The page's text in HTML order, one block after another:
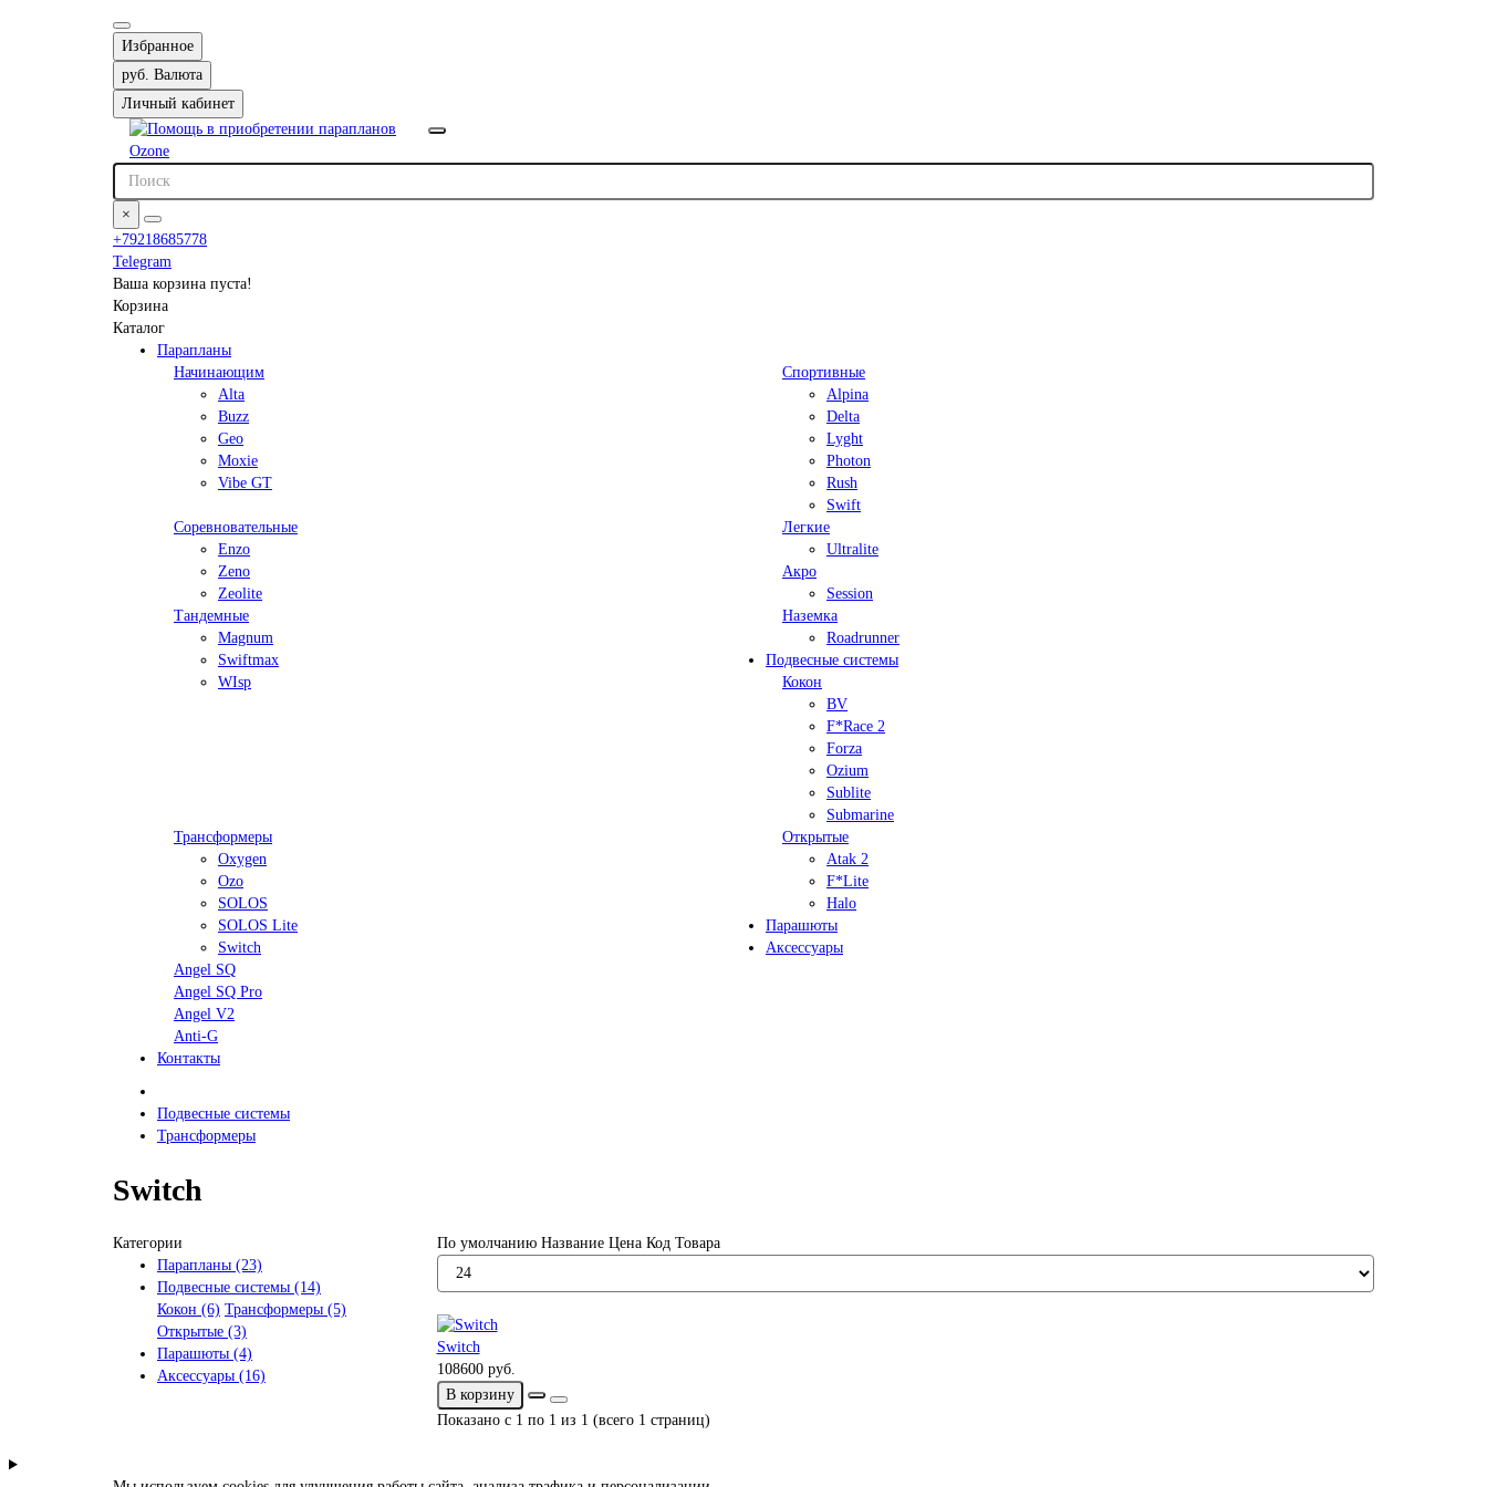
Избранное
руб. Валюта
Личный кабинет
×
+79218685778
Telegram
Ваша корзина пуста!
Корзина
Каталог
Парапланы
Начинающим
Alta
Buzz
Geo
Moxie
Vibe GT
Спортивные
Alpina
Delta
Lyght
Photon
Rush
Swift
Соревновательные
Enzo
Zeno
Zeolite
Легкие
Ultralite
Акро
Session
Тандемные
Magnum
Swiftmax
WIsp
Наземка
Roadrunner
Подвесные системы
Кокон
BV
F*Race 2
Forza
Ozium
Sublite
Submarine
Трансформеры
Oxygen
Ozo
SOLOS
SOLOS Lite
Switch
Открытые
Atak 2
F*Lite
Halo
Парашюты
Angel SQ
Angel SQ Pro
Angel V2
Anti-G
Аксессуары
Контакты
Подвесные системы
Трансформеры
Switch
Категории
Парапланы (23)
Подвесные системы (14)
Кокон (6) Трансформеры (5)
Открытые (3)
Парашюты (4)
Аксессуары (16)
По умолчанию Название Цена Код Товара
Switch
108600 руб.
В корзину
Показано с 1 по 1 из 1 (всего 1 страниц)